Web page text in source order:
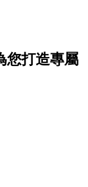
您打造專屬